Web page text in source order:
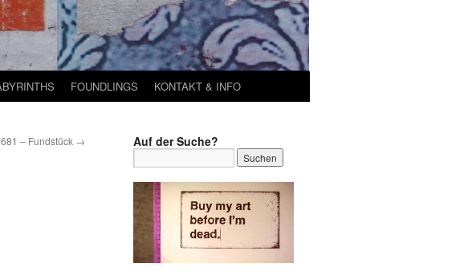
FOUNDLINGS KONTAKT & INFO
– Fundstück → Auf der Suche?